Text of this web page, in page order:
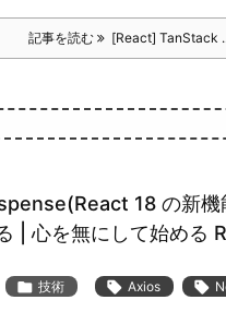
記事を読む [React] TanStack
18 の新機
| 心を無にして始める
 技術  Axios 